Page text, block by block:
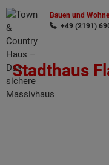
Bauen und
+49 (2191)
Stadthaus
Wonach